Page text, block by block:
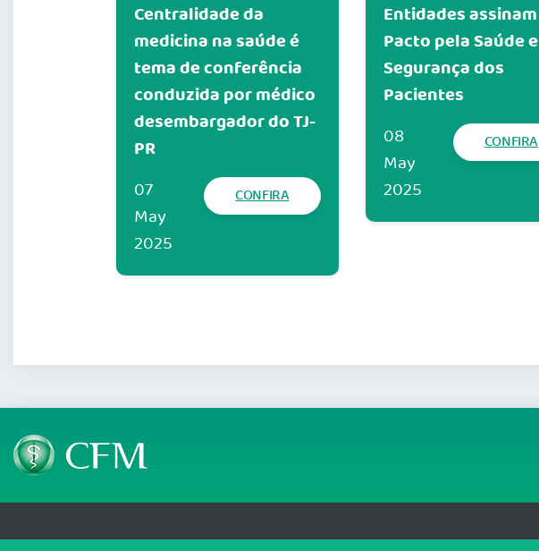
Centralidade da
medicina na saúde é
tema de conferência
conduzida por médico
desembargador do TJ-
PR
07
May
2025
CONFIRA
Entidades assinam
Pacto pela Saúde e
Segurança dos
Pacientes
08
May
2025
CONFIRA